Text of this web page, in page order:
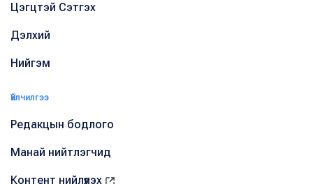
Цэгцтэй Сэтгэх
Дэлхий
Нийгэм
Үйлчилгээ
Редакцын бодлого
Манай нийтлэгчид
Контент нийлүүлэх